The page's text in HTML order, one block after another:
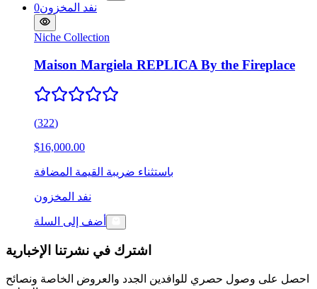
نفد المخزون0
Niche Collection
Maison Margiela REPLICA By the Fireplace
(322)
$16,000.00
باستثناء ضريبة القيمة المضافة
نفد المخزون
أضف إلى السلة
اشترك في نشرتنا الإخبارية
احصل على وصول حصري للوافدين الجدد والعروض الخاصة ونصائح